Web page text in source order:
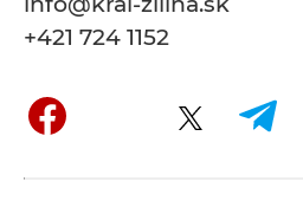
+421 724 1152